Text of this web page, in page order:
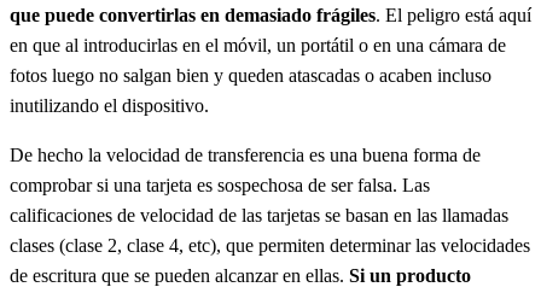
que puede convertirlas en demasiado frágiles. El peligro está aquí
en que al introducirlas en el móvil, un portátil o en una cámara de
fotos luego no salgan bien y queden atascadas o acaben incluso
inutilizando el dispositivo.
De hecho la velocidad de transferencia es una buena forma de
comprobar si una tarjeta es sospechosa de ser falsa. Las
calificaciones de velocidad de las tarjetas se basan en las llamadas
clases (clase 2, clase 4, etc), que permiten determinar las velocidades
de escritura que se pueden alcanzar en ellas. Si un producto